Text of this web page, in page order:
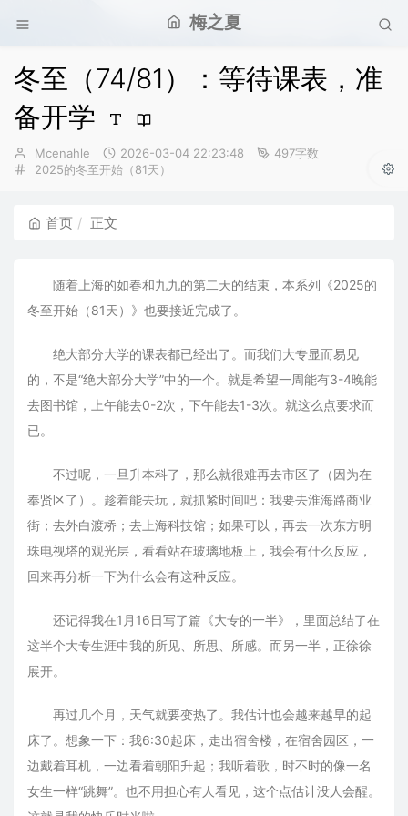
梅之夏
冬至（74/81）：等待课表，准
备开学
博
主：
Mcenahle
发
布
2026-03-04 22:23:48
497字数
分
2025的冬至开始（81天）
首页 正文
随着上海的如春和九九的第二天的结束，本系列《2025的
冬至开始（81天）》也要接近完成了。
绝大部分大学的课表都已经出了。而我们大专显而易见
的，不是“绝大部分大学”中的一个。就是希望一周能有3-4晚能
去图书馆，上午能去0-2次，下午能去1-3次。就这么点要求而
已。
不过呢，一旦升本科了，那么就很难再去市区了（因为在
奉贤区了）。趁着能去玩，就抓紧时间吧：我要去淮海路商业
街；去外白渡桥；去上海科技馆；如果可以，再去一次东方明
珠电视塔的观光层，看看站在玻璃地板上，我会有什么反应，
回来再分析一下为什么会有这种反应。
还记得我在1月16日写了篇《大专的一半》，里面总结了在
这半个大专生涯中我的所见、所思、所感。而另一半，正徐徐
展开。
再过几个月，天气就要变热了。我估计也会越来越早的起
床了。想象一下：我6:30起床，走出宿舍楼，在宿舍园区，一
边戴着耳机，一边看着朝阳升起；我听着歌，时不时的像一名
女生一样“跳舞”。也不用担心有人看见，这个点估计没人会醒。